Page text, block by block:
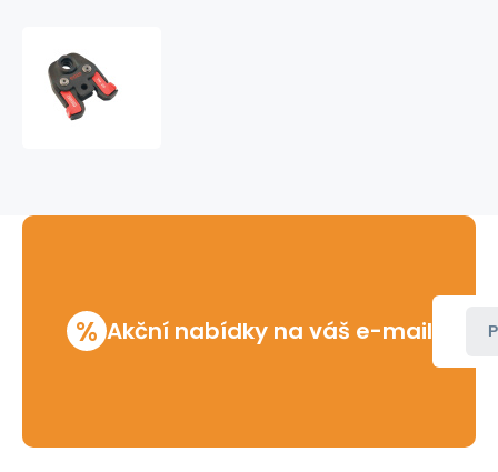
% Akční nabídky na váš e-mail